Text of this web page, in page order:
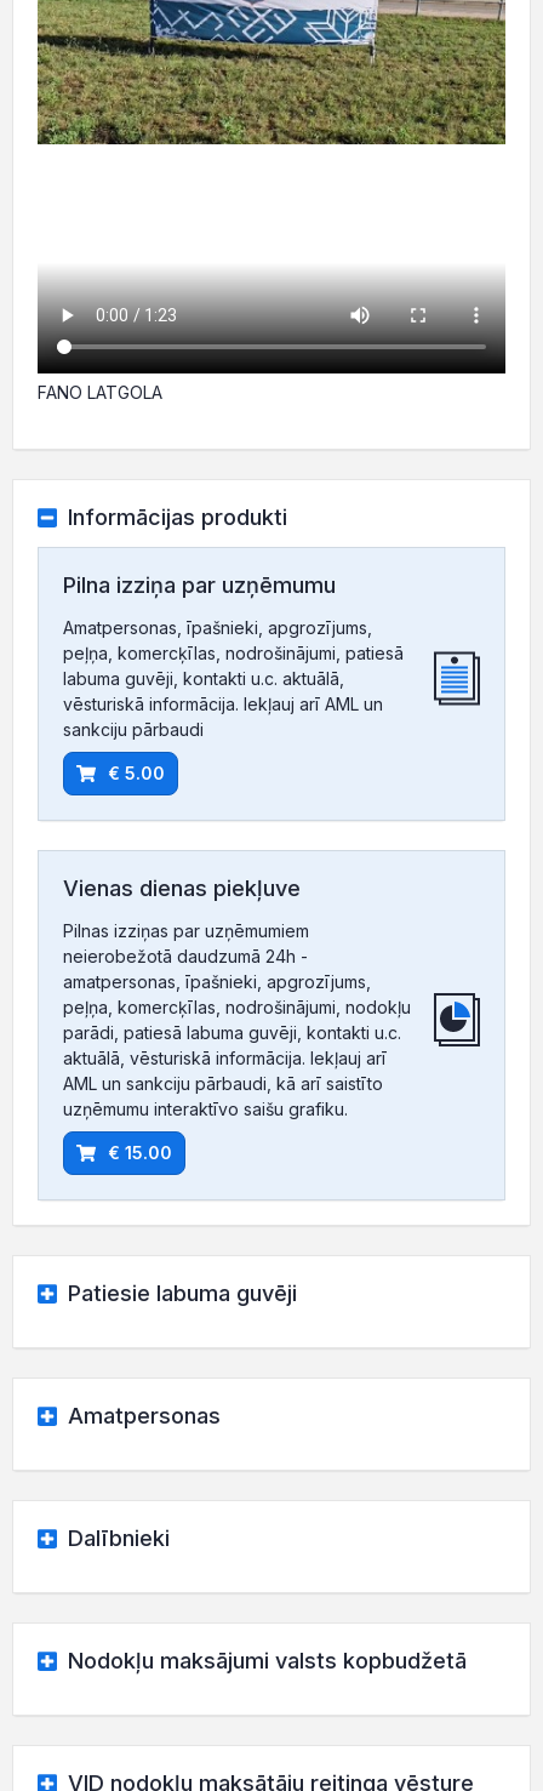
FANO LATGOLA
Informācijas produkti
Pilna izziņa par uzņēmumu
Amatpersonas, īpašnieki, apgrozījums,
peļņa, komercķīlas, nodrošinājumi, patiesā
labuma guvēji, kontakti u.c. aktuālā,
vēsturiskā informācija. Iekļauj arī AML un
sankciju pārbaudi
€ 5.00
Vienas dienas piekļuve
Pilnas izziņas par uzņēmumiem
neierobežotā daudzumā 24h -
amatpersonas, īpašnieki, apgrozījums,
peļņa, komercķīlas, nodrošinājumi, nodokļu
parādi, patiesā labuma guvēji, kontakti u.c.
aktuālā, vēsturiskā informācija. Iekļauj arī
AML un sankciju pārbaudi, kā arī saistīto
uzņēmumu interaktīvo saišu grafiku.
€ 15.00
Patiesie labuma guvēji
Amatpersonas
Dalībnieki
Nodokļu maksājumi valsts kopbudžetā
VID nodokļu maksātāju reitinga vēsture